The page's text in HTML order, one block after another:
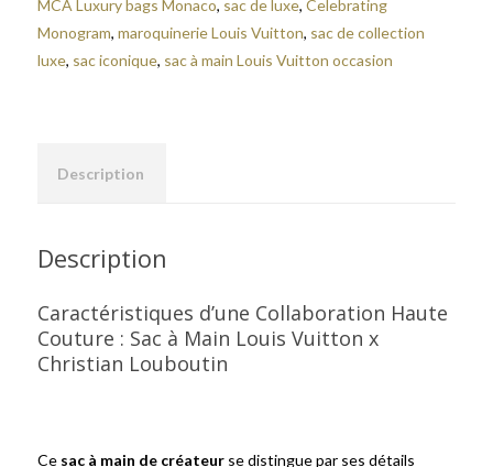
MCA Luxury bags Monaco, sac de luxe, Celebrating
Monogram, maroquinerie Louis Vuitton, sac de collection
luxe, sac iconique, sac à main Louis Vuitton occasion
Description
Description
Caractéristiques d’une Collaboration Haute
Couture : Sac à Main Louis Vuitton x
Christian Louboutin
Ce sac à main de créateur se distingue par ses détails